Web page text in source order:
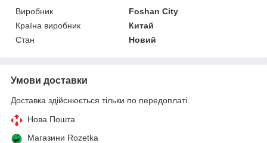
Виробник
Foshan City
Країна виробник
Китай
Стан
Новий
Умови доставки
Доставка здійснюється тільки по передоплаті.
Нова Пошта
Магазини Rozetka